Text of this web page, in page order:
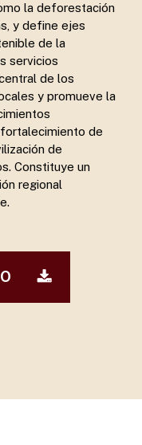
la deforestación
y define ejes
de la
servicios
de los
y promueve la
de
de
Constituye un
regional